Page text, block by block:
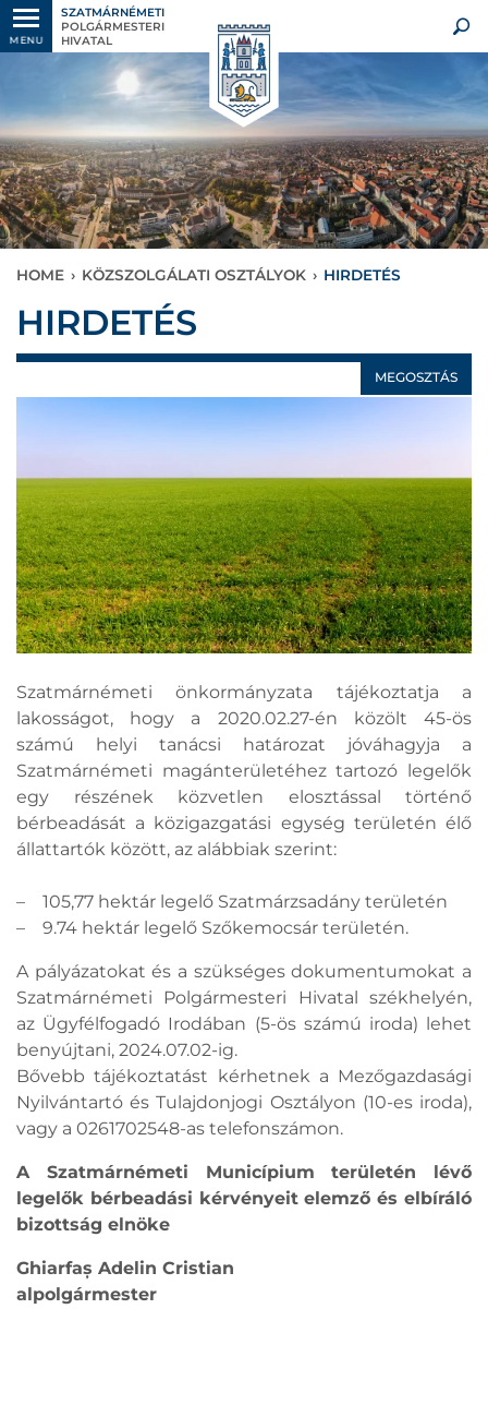
MENU
SZATMÁRNÉMETI
POLGÁRMESTERI
HIVATAL
HOME › KÖZSZOLGÁLATI OSZTÁLYOK › HIRDETÉS
HIRDETÉS
MEGOSZTÁS
Szatmárnémeti önkormányzata tájékoztatja a
lakosságot, hogy a 2020.02.27-én közölt 45-ös
számú helyi tanácsi határozat jóváhagyja a
Szatmárnémeti magánterületéhez tartozó legelők
egy részének közvetlen elosztással történő
bérbeadását a közigazgatási egység területén élő
állattartók között, az alábbiak szerint:
– 105,77 hektár legelő Szatmárzsadány területén
– 9.74 hektár legelő Szőkemocsár területén.
A pályázatokat és a szükséges dokumentumokat a
Szatmárnémeti Polgármesteri Hivatal székhelyén,
az Ügyfélfogadó Irodában (5-ös számú iroda) lehet
benyújtani, 2024.07.02-ig.
Bővebb tájékoztatást kérhetnek a Mezőgazdasági
Nyilvántartó és Tulajdonjogi Osztályon (10-es iroda),
vagy a 0261702548-as telefonszámon.
A Szatmárnémeti Municípium területén lévő
legelők bérbeadási kérvényeit elemző és elbíráló
bizottság elnöke
Ghiarfaș Adelin Cristian
alpolgármester